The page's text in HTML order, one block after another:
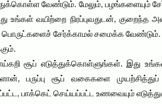
வேண்டும். மேலும், பழங்களையும்
உங்கள் வயிற்றை நிரப்புவதுடன்,
சேர்க்காமல் சமைக்க வேண்டும்.
காய்கறி சூப் எடுத்துக்கொள்ளுங்கள். இது
பருப்பு சூப் வகைகளை
பாக்கெட் செய்யப்பட்ட உணவையும்